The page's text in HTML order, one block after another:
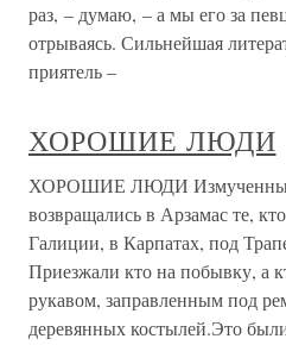
раз, – думаю, – а мы его за
отрываясь. Сильнейшая
приятель –
ХОРОШИЕ ЛЮДИ
ХОРОШИЕ ЛЮДИ
возвращались в Арзамас те,
Галиции, в Карпатах, под
Приезжали кто на побывку, а
рукавом, заправленным под
деревянных костылей.Это